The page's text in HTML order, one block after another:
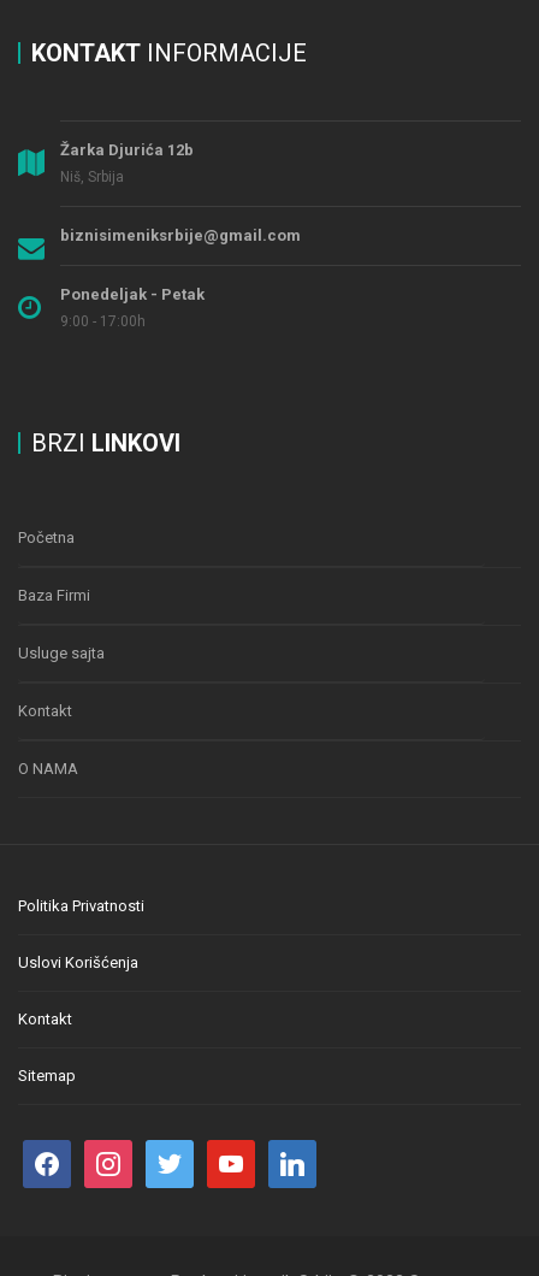
KONTAKT INFORMACIJE
Žarka Djurića 12b
Niš, Srbija
biznisimeniksrbije@gmail.com
Ponedeljak - Petak
9:00 - 17:00h
BRZI LINKOVI
Početna
Baza Firmi
Usluge sajta
Kontakt
O NAMA
Politika Privatnosti
Uslovi Korišćenja
Kontakt
Sitemap